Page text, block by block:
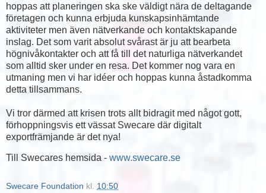
hoppas att planeringen ska ske väldigt nära de deltagande
företagen och kunna erbjuda kunskapsinhämtande
aktiviteter men även nätverkande och kontaktskapande
inslag. Det som varit absolut svårast är ju att bearbeta
högnivåkontakter och att få till det naturliga nätverkandet
som alltid sker under en resa. Det kommer nog vara en
utmaning men vi har idéer och hoppas kunna åstadkomma
detta tillsammans.
Vi tror därmed att krisen trots allt bidragit med något gott,
förhoppningsvis ett vässat Swecare där digitalt
exportfrämjande är det nya!
Till Swecares hemsida - www.swecare.se
Swecare Foundation kl. 10:50